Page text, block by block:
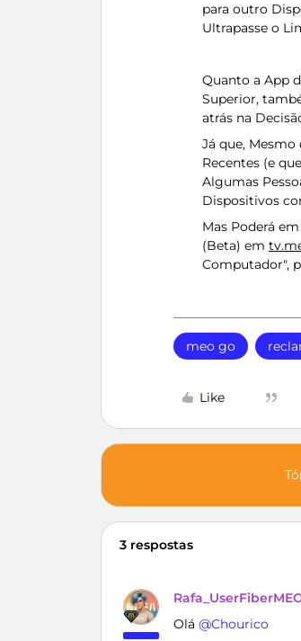
para outro
Ultrapasse o
Quanto a App
Superior,
atrás na
Já que, Mesmo
Recentes (e
Algumas
Dispositivos
Mas Poderá
(Beta) em
Computador",
meo go
Like
3 respostas
Olá ​ @Chourico